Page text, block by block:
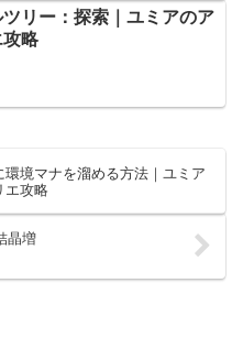
ツリー：探索｜ユミアのア
攻略
環境マナを溜める方法｜ユミア
エ攻略
晶増